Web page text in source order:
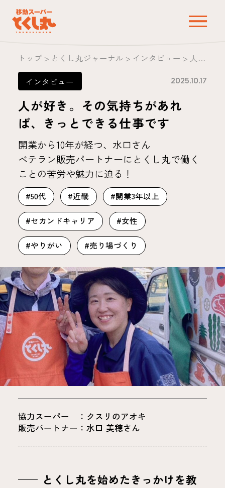
トップ> とくし丸ジャーナル > インタビュー > 人が好き。その気持ちがあれば、きっとできる仕事です
インタビュー
人が好き。その気持ちがあれ
ば、きっとできる仕事です
開業から10年が経つ、水口さん
ベテラン販売パートナーにとくし丸で働く
ことの苦労や魅力に迫る！
#50代 #近畿 #開業3年以上
#セカンドキャリア #女性
#やりがい #売り場づくり
2025.10.17
協力スーパー ：クスリのアオキ
販売パートナー：水口 美穂さん
とくし丸を始めたきっかけを教